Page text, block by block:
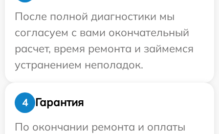
После полной диагностики мы
согласуем с вами окончательный
расчет, время ремонта и займемся
устранением неполадок.
4
Гарантия
По окончании ремонта и оплаты